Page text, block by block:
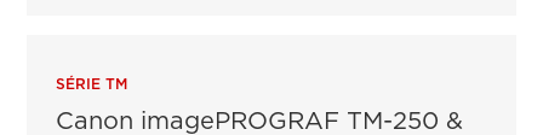
SÉRIE TM
Canon imagePROGRAF TM-250 &